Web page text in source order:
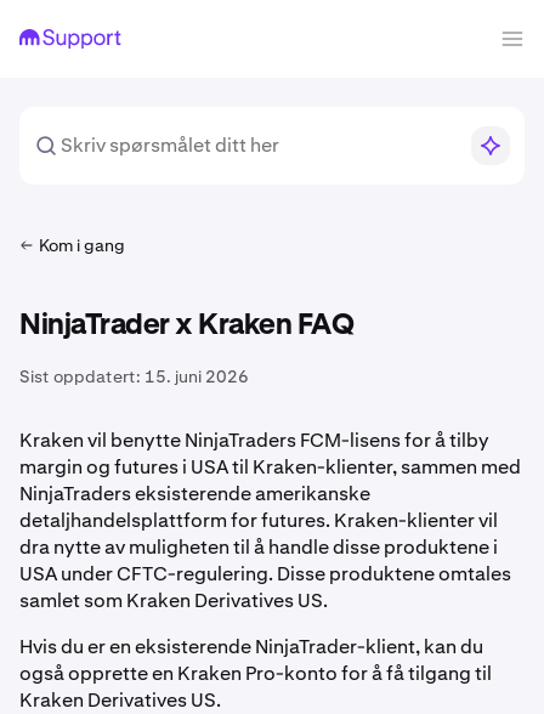
Kom i gang
NinjaTrader x Kraken FAQ
Sist oppdatert: 15. juni 2026
Kraken vil benytte NinjaTraders FCM-lisens for å tilby
margin og futures i USA til Kraken-klienter, sammen med
NinjaTraders eksisterende amerikanske
detaljhandelsplattform for futures. Kraken-klienter vil
dra nytte av muligheten til å handle disse produktene i
USA under CFTC-regulering. Disse produktene omtales
samlet som Kraken Derivatives US.
Hvis du er en eksisterende NinjaTrader-klient, kan du
også opprette en Kraken Pro-konto for å få tilgang til
Kraken Derivatives US.